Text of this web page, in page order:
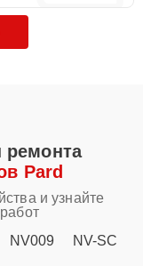
Pard
и узнайте
NV009 NV-SC